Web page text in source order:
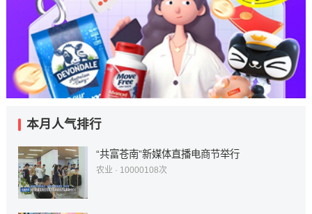
本月人气排行
“共富苍南”新媒体直播电商节举行
农业· 10000108次